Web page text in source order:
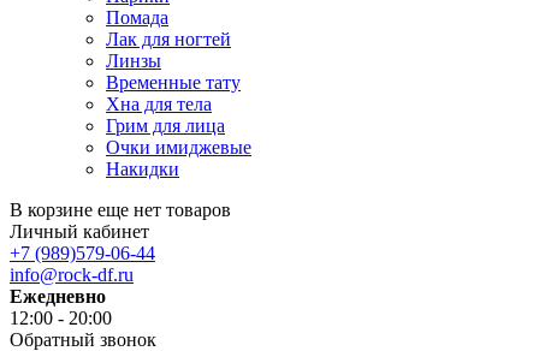
Помада
Лак для ногтей
Линзы
Временные тату
Хна для тела
Грим для лица
Очки имиджевые
Накидки
В корзине еще нет товаров
Личный кабинет
+7 (989)579-06-44
info@rock-df.ru
Ежедневно
12:00 - 20:00
Обратный звонок